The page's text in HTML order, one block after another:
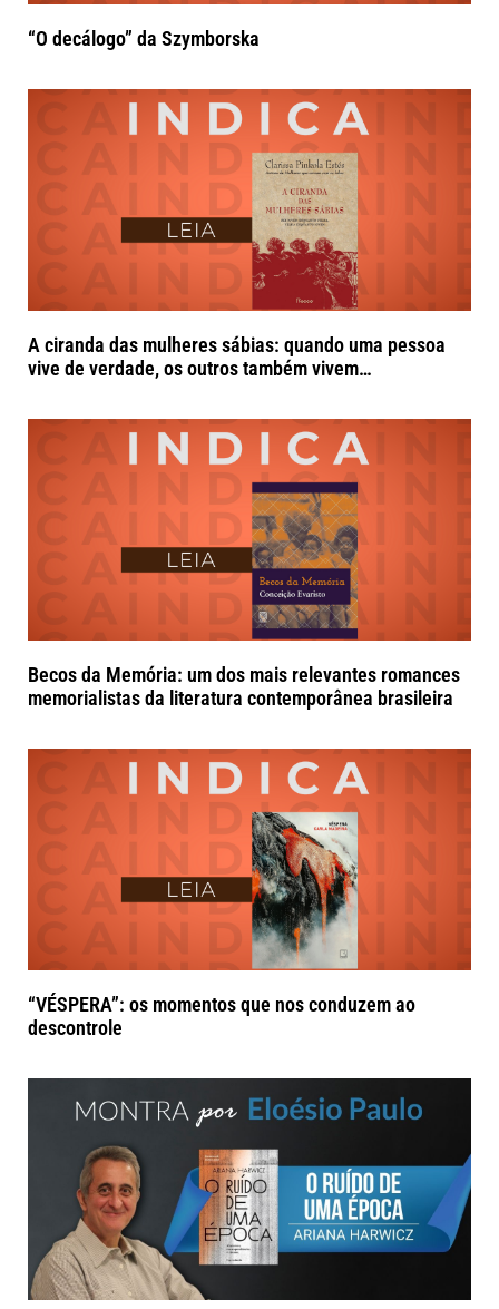
“O decálogo” da Szymborska
A ciranda das mulheres sábias: quando uma pessoa
vive de verdade, os outros também vivem…
Becos da Memória: um dos mais relevantes romances
memorialistas da literatura contemporânea brasileira
“VÉSPERA”: os momentos que nos conduzem ao
descontrole